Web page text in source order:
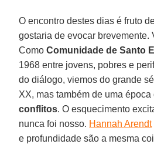
O encontro destes dias é fruto
gostaria de evocar brevemente.
ComoComunidade de Santo
1968 entre jovens, pobres e
do diálogo, viemos do grande
XX, mas também de uma
conflitos. O esquecimento
nunca foi nosso. Hannah Arendt
e profundidade são a mesma